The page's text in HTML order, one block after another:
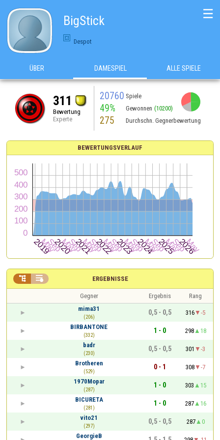
BigStick
Despot
☰
ÜBER DAMESPIEL ALLE SPIELE
311
Bewertung
Experte
20760 Spiele
49% Gewonnen (10200)
275 Durchschn. Gegnerbewertung
BEWERTUNGSVERLAUF
ERGEBNISSE
 
Gegner Ergebnis
Rang
mima31
(206)
0,5 - 0,5 316
-5
BIRBANTONE
(332)
1 - 0 298
18
badr
(230)
0,5 - 0,5 301
-3
Brotheren
(529)
0 - 1 308
-7
1970Mopar
(287)
1 - 0 303
15
BICURETA
(281)
1 - 0 287
16
vito21
(297)
0,5 - 0,5 287
0
GeorgieB